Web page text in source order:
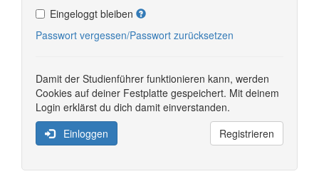
Eingeloggt bleiben
Passwort vergessen/Passwort zurücksetzen
Damit der Studienführer funktionieren kann, werden
Cookies auf deiner Festplatte gespeichert. Mit deinem
Login erklärst du dich damit einverstanden.
Einloggen
Registrieren